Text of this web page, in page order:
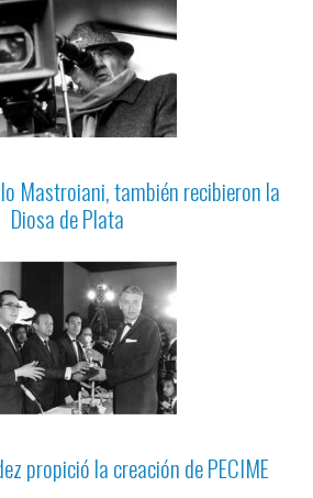
Mastroiani, también recibieron la
Diosa de Plata
propició la creación de PECIME